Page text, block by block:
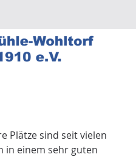
Plätze sind seit vielen
in einem sehr guten